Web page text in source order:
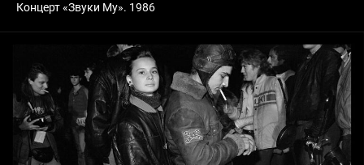
Концерт «Звуки Му». 1986